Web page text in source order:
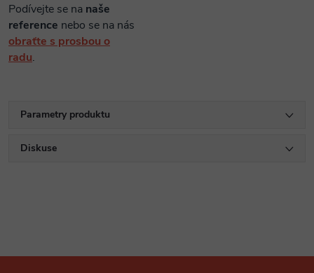
Podívejte se na naše
reference nebo se na nás
obraťte s prosbou o
radu.
Parametry produktu
Diskuse